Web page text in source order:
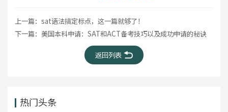
上一篇： sat语法搞定标点，这一篇就够了！
下一篇： 美国本科申请：SAT和ACT备考技巧以及成功申请的秘诀
返回列表
热门头条